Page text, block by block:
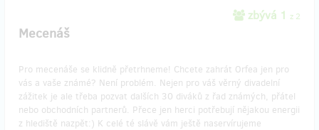
zbývá 1 z 2
Mecenáš
Pro mecenáše se klidně přetrhneme! Chcete zahrát Orfea jen pro
vás a vaše známé? Není problém. Nejen pro váš věrný divadelní
zážitek je ale třeba pozvat dalších 30 diváků z řad známých, přátel
nebo obchodních partnerů. Přece jen herci potřebují nějakou energii
z hlediště nazpět:) K celé té slávě vám ještě naservírujeme